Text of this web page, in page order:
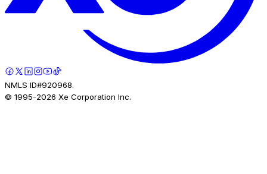
NMLS ID#920968.
© 1995-2026 Xe Corporation Inc.